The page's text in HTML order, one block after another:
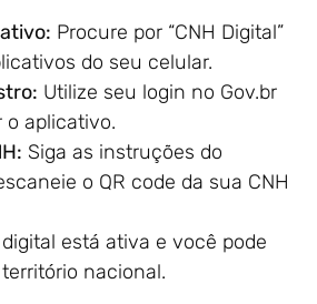
Procure por “CNH Digital”
do seu celular.
Utilize seu login no Gov.br
o aplicativo.
Siga as instruções do
o QR code da sua CNH
digital está ativa e você pode
nacional.